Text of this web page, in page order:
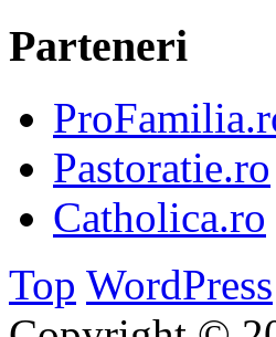
Parteneri
Pastoratie.ro
Catholica.ro
Top WordPress